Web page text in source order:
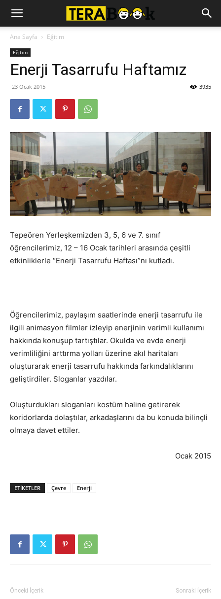
Ana Sayfa Eğitim
Eğitim
Enerji Tasarrufu Haftamız
23 Ocak 2015 3935
Tepeören Yerleşkemizden 3, 5, 6 ve 7. sınıf
öğrencilerimiz, 12 – 16 Ocak tarihleri arasında çeşitli
etkinliklerle “Enerji Tasarrufu Haftası”nı kutladı.
Öğrencilerimiz, paylaşım saatlerinde enerji tasarrufu ile
ilgili animasyon filmler izleyip enerjinin verimli kullanımı
hakkında konuşup tartıştılar. Okulda ve evde enerji
verimliliğini arttırma yolları üzerine akıl haritaları
oluşturarak enerji tasarrufu hakkında farkındalıklarını
geliştirdiler. Sloganlar yazdılar.
Oluşturdukları sloganları kostüm haline getirerek
koridorlarda dolaştılar, arkadaşlarını da bu konuda bilinçli
olmaya davet ettiler.
Ocak 2015
ETIKETLER Çevre Enerji
Önceki İçerik Sonraki İçerik